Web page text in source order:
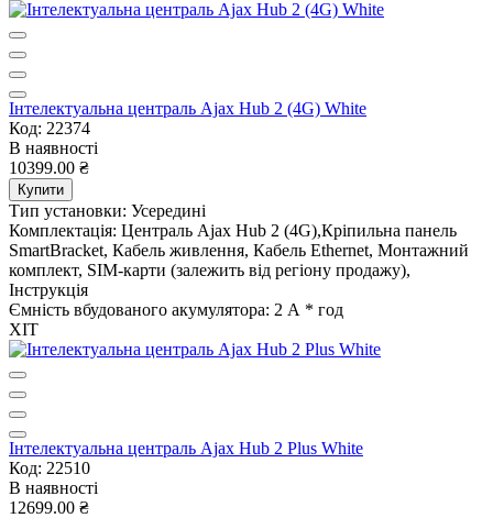
Інтелектуальна централь Ajax Hub 2 (4G) White
Код: 22374
В наявності
10399.00 ₴
Купити
Тип установки: Усередині
Комплектація: Централь Ajax Hub 2 (4G),Кріпильна панель
SmartBracket, Кабель живлення, Кабель Ethernet, Монтажний
комплект, SIM-карти (залежить від регіону продажу),
Інструкція
Ємність вбудованого акумулятора: 2 А * год
ХІТ
Інтелектуальна централь Ajax Hub 2 Plus White
Код: 22510
В наявності
12699.00 ₴